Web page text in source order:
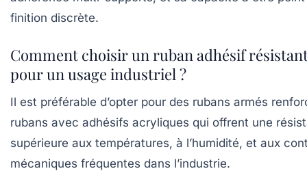
finition discrète.
Comment choisir un ruban adhésif résistant
pour un usage industriel ?
Il est préférable d’opter pour des rubans armés
rubans avec adhésifs acryliques qui offrent une
supérieure aux températures, à l’humidité, et aux
mécaniques fréquentes dans l’industrie.